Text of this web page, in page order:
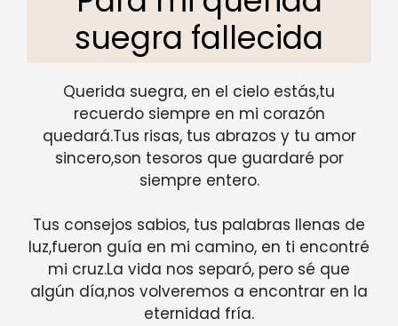
suegra fallecida
Querida suegra, en el cielo estás,tu
recuerdo siempre en mi corazón
quedará.Tus risas, tus abrazos y tu amor
sincero,son tesoros que guardaré por
siempre entero.
Tus consejos sabios, tus palabras llenas de
luz,fueron guía en mi camino, en ti encontré
mi cruz.La vida nos separó, pero sé que
algún día,nos volveremos a encontrar en la
eternidad fría.